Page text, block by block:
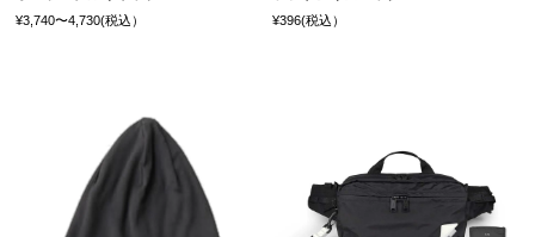
¥3,740〜4,730(税込） ¥396(税込）